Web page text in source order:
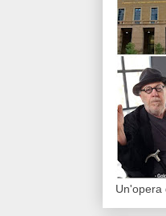
Un'opera